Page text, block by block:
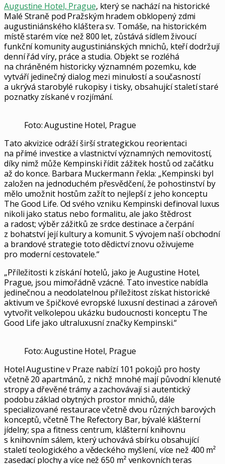
Augustine Hotel, Prague, který se nachází na historické
Malé Straně pod Pražským hradem obklopený zdmi
augustiniánského kláštera sv. Tomáše, na historickém
místě starém více než 800 let, zůstává sídlem živoucí
funkční komunity augustiniánských mnichů, kteří dodržují
denní řád víry, práce a studia. Objekt se rozléhá
na chráněném historicky významném pozemku, kde
vytváří jedinečný dialog mezi minulostí a současností
a ukrývá starobylé rukopisy i tisky, obsahující staletí staré
poznatky získané v rozjímání.
Foto: Augustine Hotel, Prague
Tato akvizice odráží širší strategickou reorientaci
na přímé investice a vlastnictví významných nemovitostí,
díky nimž může Kempinski řídit zážitek hostů od začátku
až do konce. Barbara Muckermann řekla: „Kempinski byl
založen na jednoduchém přesvědčení, že pohostinství by
mělo umožnit hostům zažít to nejlepší z jeho konceptu
The Good Life. Od svého vzniku Kempinski definoval luxus
nikoli jako status nebo formalitu, ale jako štědrost
a radost; výběr zážitků ze srdce destinace a čerpání
z bohatství její kultury a komunit. S vývojem naší obchodní
a brandové strategie toto dědictví znovu oživujeme
pro moderní cestovatele.“
„Příležitosti k získání hotelů, jako je Augustine Hotel,
Prague, jsou mimořádně vzácné. Tato investice nabídla
jedinečnou a neodolatelnou příležitost získat historické
aktivum ve špičkové evropské luxusní destinaci a zároveň
vytvořit velkolepou ukázku budoucnosti konceptu The
Good Life jako ultraluxusní značky Kempinski.“
Foto: Augustine Hotel, Prague
Hotel Augustine v Praze nabízí 101 pokojů pro hosty
včetně 20 apartmánů, z nichž mnohé mají původní klenuté
stropy a dřevěné trámy a zachovávají si autentický
podobu základ obytných prostor mnichů, dále
specializované restaurace včetně dvou různých barových
konceptů, včetně The Refectory Bar, bývalé klášterní
jídelny; spa a fitness centrum, klášterní knihovnu
s knihovním sálem, který uchovává sbírku obsahující
staletí teologického a vědeckého myšlení, více než 400 m²
zasedací plochy a více než 650 m² venkovních teras